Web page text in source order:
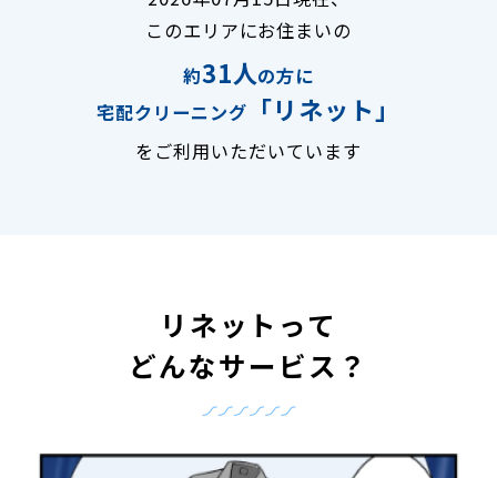
このエリアにお住まいの
約31人の方に
宅配クリーニング
「リネット」
をご利用いただいています
リネットって
どんなサービス？